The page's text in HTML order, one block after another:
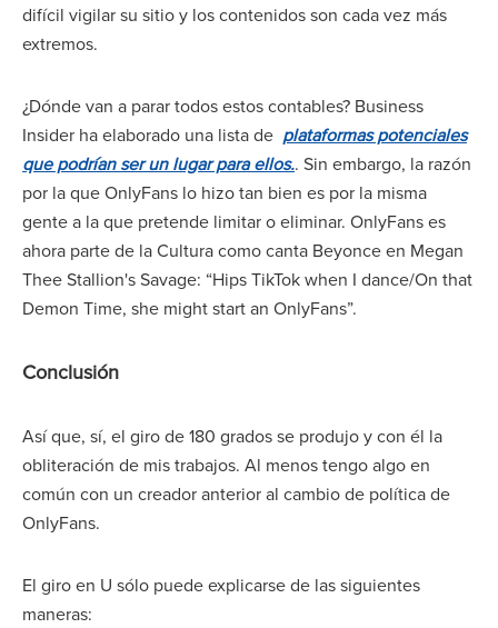
difícil vigilar su sitio y los contenidos son cada vez más
extremos.
¿Dónde van a parar todos estos contables? Business
Insider ha elaborado una lista de plataformas potenciales
que podrían ser un lugar para ellos.. Sin embargo, la razón
por la que OnlyFans lo hizo tan bien es por la misma
gente a la que pretende limitar o eliminar. OnlyFans es
ahora parte de la Cultura como canta Beyonce en Megan
Thee Stallion's Savage: “Hips TikTok when I dance/On that
Demon Time, she might start an OnlyFans”.
Conclusión
Así que, sí, el giro de 180 grados se produjo y con él la
obliteración de mis trabajos. Al menos tengo algo en
común con un creador anterior al cambio de política de
OnlyFans.
El giro en U sólo puede explicarse de las siguientes
maneras: